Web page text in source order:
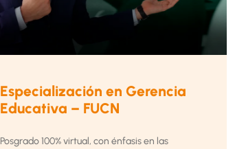
Especialización en Gerencia
Educativa – FUCN
Posgrado 100% virtual, con énfasis en las